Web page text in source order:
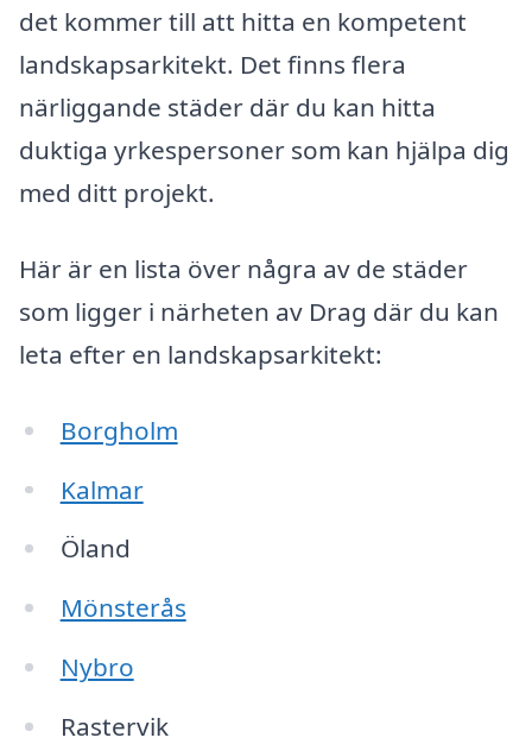
det kommer till att hitta en kompetent
landskapsarkitekt. Det finns flera
närliggande städer där du kan hitta
duktiga yrkespersoner som kan hjälpa dig
med ditt projekt.
Här är en lista över några av de städer
som ligger i närheten av Drag där du kan
leta efter en landskapsarkitekt:
Borgholm
Kalmar
Öland
Mönsterås
Nybro
Rastervik